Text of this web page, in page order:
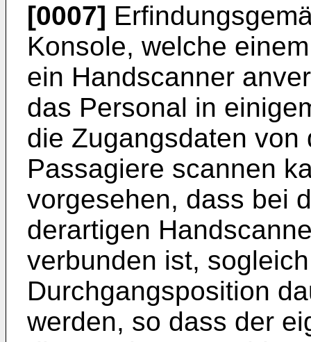
[0007]
Konsole, welche
ein Handscanner
das Personal in
die Zugangsdaten von
Passagiere scannen
vorgesehen, dass bei
derartigen
verbunden ist,
Durchgangsposition
werden, so dass der